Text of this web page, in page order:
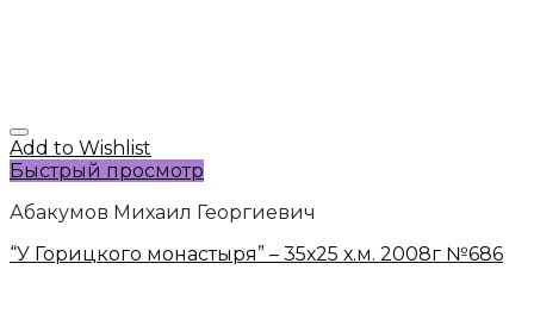
Add to Wishlist
Быстрый просмотр
Абакумов Михаил Георгиевич
“У Горицкого монастыря” – 35х25 х.м. 2008г №686